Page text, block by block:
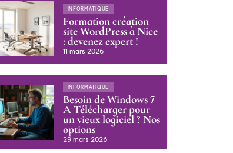
INFORMATIQUE
Formation création
site WordPress à Nice
: devenez expert !
11 mars 2026
INFORMATIQUE
Besoin de Windows 7
A Télécharger pour
un vieux logiciel ? Nos
options
29 mars 2026